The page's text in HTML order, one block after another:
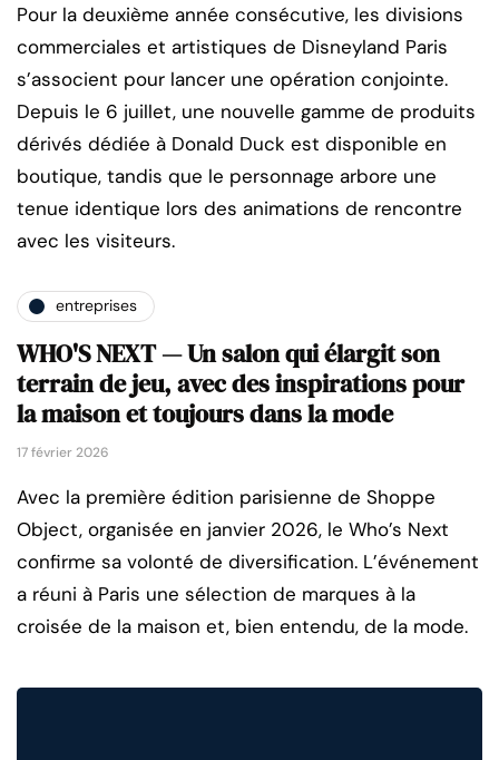
Pour la deuxième année consécutive, les divisions
commerciales et artistiques de Disneyland Paris
s’associent pour lancer une opération conjointe.
Depuis le 6 juillet, une nouvelle gamme de produits
dérivés dédiée à Donald Duck est disponible en
boutique, tandis que le personnage arbore une
tenue identique lors des animations de rencontre
avec les visiteurs.
entreprises
WHO'S NEXT — Un salon qui élargit son
terrain de jeu, avec des inspirations pour
la maison et toujours dans la mode
17 février 2026
Avec la première édition parisienne de Shoppe
Object, organisée en janvier 2026, le Who’s Next
confirme sa volonté de diversification. L’événement
a réuni à Paris une sélection de marques à la
croisée de la maison et, bien entendu, de la mode.